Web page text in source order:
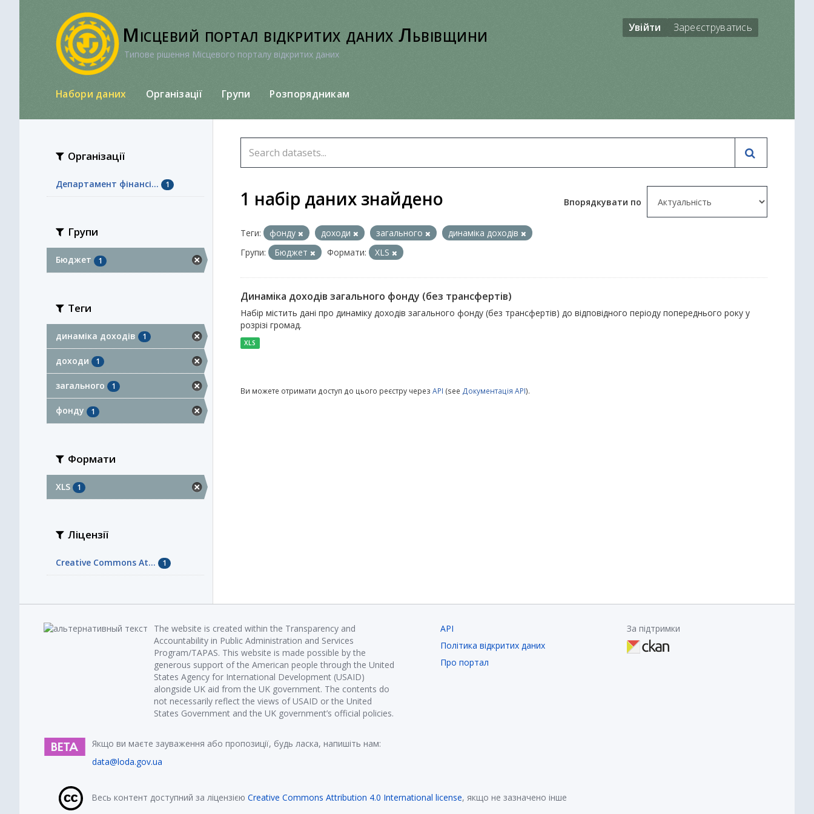
Місцевий портал відкритих даних Львівщини
Типове рішення Місцевого порталу відкритих даних
Увійти Зареєструватись
Набори даних Організації Групи Розпорядникам
Організації
Департамент фінансі... 1
Групи
Бюджет 1
Теги
динаміка доходів 1
доходи 1
загального 1
фонду 1
Формати
XLS 1
Ліцензії
Creative Commons At... 1
Впорядкувати по
1 набір даних знайдено
Теги: фонду доходи загального
динаміка доходів
Групи:
Бюджет Формати: XLS
Динаміка доходів загального фонду (без трансфертів)
Набір містить дані про динаміку доходів загального фонду (без трансфертів) до відповідного періоду попереднього року у
розрізі громад.
XLS
Ви можете отримати доступ до цього реєстру через API (see Документація API).
The website is created within the Transparency and
Accountability in Public Administration and Services
Program/TAPAS. This website is made possible by the
generous support of the American people through the United
States Agency for International Development (USAID)
alongside UK aid from the UK government. The contents do
not necessarily reflect the views of USAID or the United
States Government and the UK government’s official policies.
Якщо ви маєте зауваження або пропозиції, будь ласка, напишіть нам:
data@loda.gov.ua
API
Політика відкритих даних
Про портал
За підтримки
Весь контент доступний за ліцензією Creative Commons Attribution 4.0 International license, якщо не зазначено інше